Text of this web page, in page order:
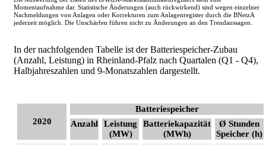
Momentaufnahme dar. Statistische Änderungen (auch rückwirkend) sind wegen einzelner
Nachmeldungen von Anlagen oder Korrekturen zum Anlagenregister durch die BNetzA
jederzeit möglich. Die Unschärfen führen nicht zu Änderungen an den Trendaussagen.
In der nachfolgenden Tabelle ist der Batteriespeicher-Zubau
(Anzahl, Leistung) in Rheinland-Pfalz nach Quartalen (Q1 - Q4),
Halbjahreszahlen und 9-Monatszahlen dargestellt.
2020
Batteriespeicher
Anzahl
Leistung
(MW)
Batteriekapazität
(MWh)
Ø Stunden
Speicher (h)